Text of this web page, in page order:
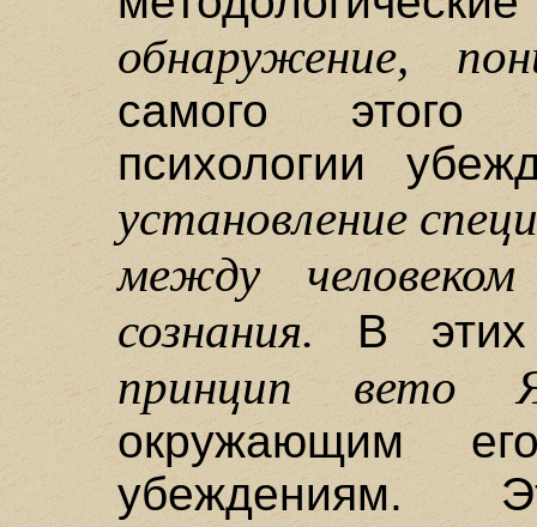
обнаружение,
самого этого
психологии
установление
между
сознания. В этих
принцип вето
окружающим
убеждениям.